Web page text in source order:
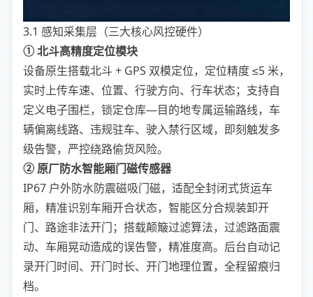
3.1 感知采集层（三大核心风控硬件）
① 北斗高精度定位模块
设备原生搭载北斗 + GPS 双模定位，定位精度 ≤5 米，
实时上传车速、位置、行驶方向、行车状态；支持自
定义电子围栏，锁定仓库—目的地专属运输路线，车
辆偏离线路、违规驻车、驶入禁行区域，即刻触发多
级告警，严控绕路偷货风险。
② 原厂防水智能厢门磁传感器
IP67 户外防水防震磁吸门磁，适配全封闭式货运车
厢，精准识别车厢开合状态，智能区分合规装卸开
门、路途非法开门；搭载颠簸过滤算法，过滤路面震
动、车厢晃动造成的误告警，精准度高。后台自动记
录开门时间、开门时长、开门地理位置，全程留痕归
档。